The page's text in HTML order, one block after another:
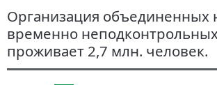
Организация объединенных
временно
проживает 2,7 млн. человек.